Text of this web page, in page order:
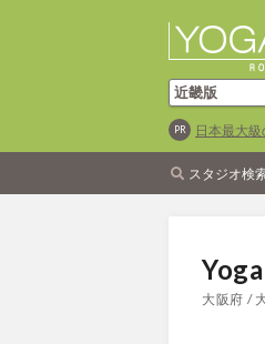
日本最大
スタジオ検
大阪府 /